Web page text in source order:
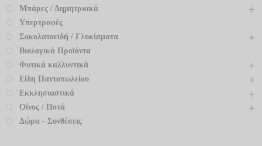
Μπάρες / Δημητριακά
Υπερτροφές
Σοκολατοειδή / Γλυκίσματα
Βιολογικά Προϊόντα
Φυτικά καλλυντικά
Είδη Παντοπωλείου
Εκκλησιαστικά
Οίνος / Ποτά
Δώρα - Συνθέσεις